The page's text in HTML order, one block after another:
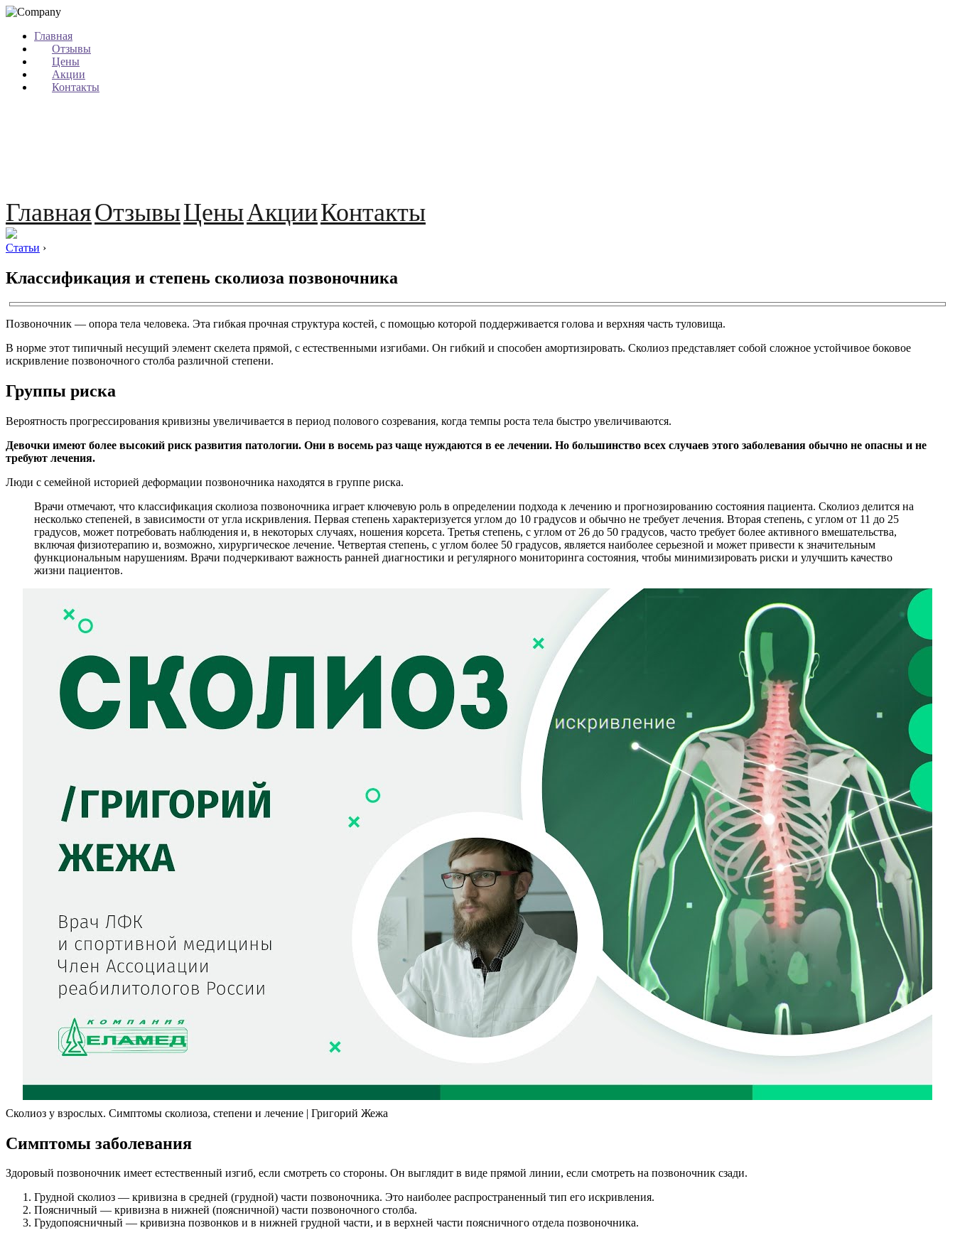
Главная
Отзывы
Цены
Акции
Контакты
ГлавнаяОтзывыЦеныАкцииКонтакты
Статьи ›
Классификация и степень сколиоза позвоночника
Позвоночник — опора тела человека. Эта гибкая прочная структура костей, с помощью которой поддерживается голова и верхняя часть туловища.
В норме этот типичный несущий элемент скелета прямой, с естественными изгибами. Он гибкий и способен амортизировать. Сколиоз представляет собой сложное устойчивое боковое
искривление позвоночного столба различной степени.
Группы риска
Вероятность прогрессирования кривизны увеличивается в период полового созревания, когда темпы роста тела быстро увеличиваются.
Девочки имеют более высокий риск развития патологии. Они в восемь раз чаще нуждаются в ее лечении. Но большинство всех случаев этого заболевания обычно не опасны и не
требуют лечения.
Люди с семейной историей деформации позвоночника находятся в группе риска.
Врачи отмечают, что классификация сколиоза позвоночника играет ключевую роль в определении подхода к лечению и прогнозированию состояния пациента. Сколиоз делится на
несколько степеней, в зависимости от угла искривления. Первая степень характеризуется углом до 10 градусов и обычно не требует лечения. Вторая степень, с углом от 11 до 25
градусов, может потребовать наблюдения и, в некоторых случаях, ношения корсета. Третья степень, с углом от 26 до 50 градусов, часто требует более активного вмешательства,
включая физиотерапию и, возможно, хирургическое лечение. Четвертая степень, с углом более 50 градусов, является наиболее серьезной и может привести к значительным
функциональным нарушениям. Врачи подчеркивают важность ранней диагностики и регулярного мониторинга состояния, чтобы минимизировать риски и улучшить качество
жизни пациентов.
Сколиоз у взрослых. Симптомы сколиоза, степени и лечение | Григорий Жежа
Симптомы заболевания
Здоровый позвоночник имеет естественный изгиб, если смотреть со стороны. Он выглядит в виде прямой линии, если смотреть на позвоночник сзади.
Грудной сколиоз — кривизна в средней (грудной) части позвоночника. Это наиболее распространенный тип его искривления.
Поясничный — кривизна в нижней (поясничной) части позвоночного столба.
Грудопоясничный — кривизна позвонков и в нижней грудной части, и в верхней части поясничного отдела позвоночника.